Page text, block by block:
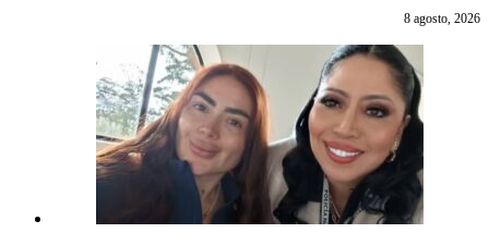
8 agosto, 2026